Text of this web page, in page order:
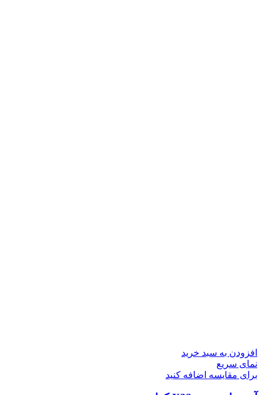
افزودن به سبد خرید
نمای سریع
برای مقایسه اضافه کنید